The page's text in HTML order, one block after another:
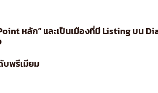
หลัก” และเป็นเมืองที่มี Listing บน
บพรีเมียม